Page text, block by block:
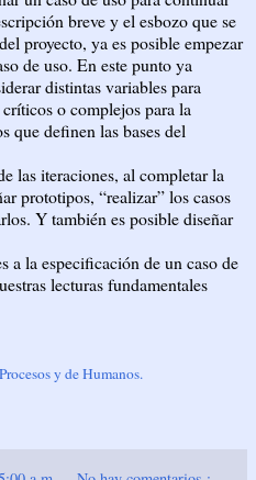
breve y el esbozo que se
proyecto, ya es posible empezar
de uso. En este punto ya
distintas variables para
o complejos para la
que definen las bases del
las iteraciones, al completar la
prototipos, “realizar” los casos
Y también es posible diseñar
a la especificación de un caso de
lecturas fundamentales
y de Humanos.